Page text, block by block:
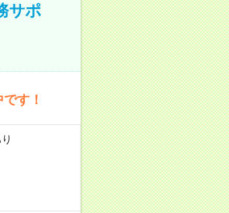
サポ
す！